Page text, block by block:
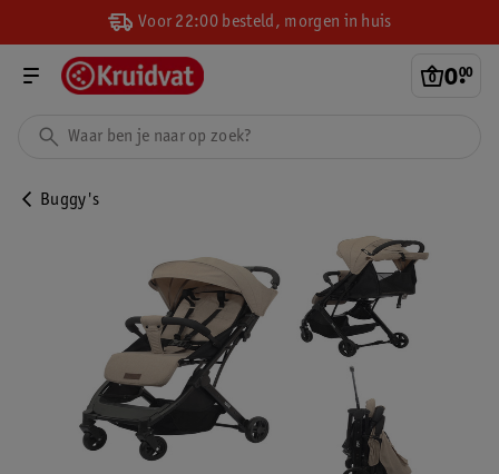
Voor 22:00 besteld, morgen in huis
0.
00
Buggy's